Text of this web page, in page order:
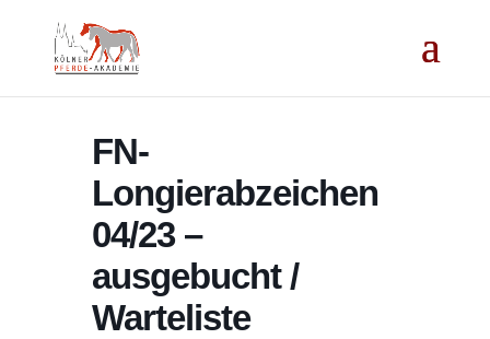
FN-
Longierabzeichen
04/23 –
ausgebucht /
Warteliste